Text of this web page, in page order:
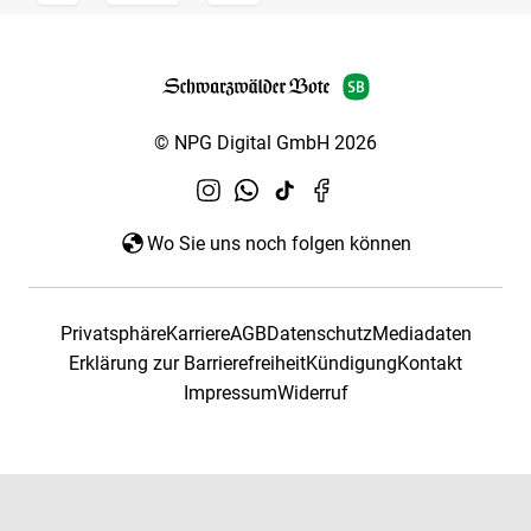
© NPG Digital GmbH 2026
Wo Sie uns noch folgen können
PrivatsphäreKarriereAGBDatenschutzMediadaten
Erklärung zur BarrierefreiheitKündigungKontakt
ImpressumWiderruf